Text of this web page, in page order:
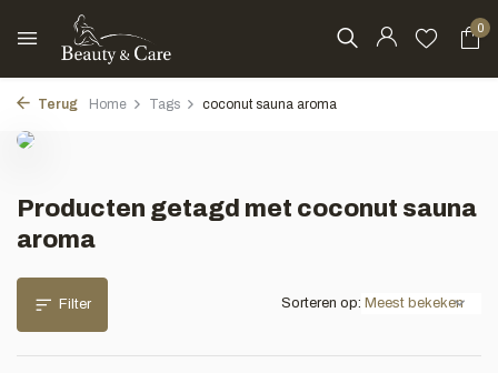
0
Terug Home Tags coconut sauna aroma
Producten getagd met coconut sauna
aroma
Filter Sorteren op: